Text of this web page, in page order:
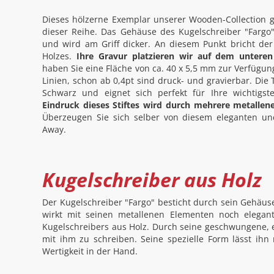
Dieses hölzerne Exemplar unserer Wooden-
dieser Reihe. Das Gehäuse des Kugelschreiber
und wird am Griff dicker. An diesem Punkt bricht
Holzes. Ihre Gravur platzieren wir auf dem
haben Sie eine Fläche von ca. 40 x 5,5 mm zur
Linien, schon ab 0,4pt sind druck- und gravierbar. Die
Schwarz und eignet sich perfekt für Ihre
Eindruck dieses Stiftes wird durch mehrere
Überzeugen Sie sich selber von diesem eleganten
Away.
Kugelschreiber aus Holz
Der Kugelschreiber "Fargo" besticht durch sein
wirkt mit seinen metallenen Elementen noch
Kugelschreibers aus Holz. Durch seine
mit ihm zu schreiben. Seine spezielle Form lässt
Wertigkeit in der Hand.